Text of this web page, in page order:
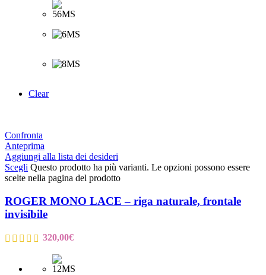
Clear
Confronta
Anteprima
Aggiungi alla lista dei desideri
Scegli Questo prodotto ha più varianti. Le opzioni possono essere
scelte nella pagina del prodotto
ROGER MONO LACE – riga naturale, frontale
invisibile
320,00€